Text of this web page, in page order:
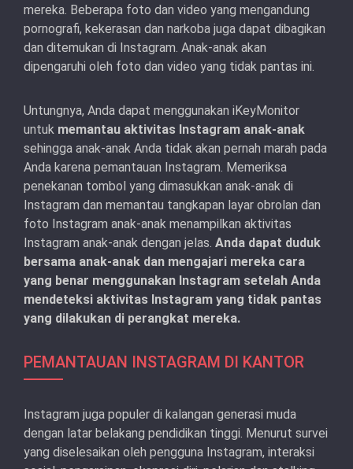
mereka. Beberapa foto dan video yang mengandung
pornografi, kekerasan dan narkoba juga dapat dibagikan
dan ditemukan di Instagram. Anak-anak akan
dipengaruhi oleh foto dan video yang tidak pantas ini.
Untungnya, Anda dapat menggunakan iKeyMonitor
untuk memantau aktivitas Instagram anak-anak
sehingga anak-anak Anda tidak akan pernah marah pada
Anda karena pemantauan Instagram. Memeriksa
penekanan tombol yang dimasukkan anak-anak di
Instagram dan memantau tangkapan layar obrolan dan
foto Instagram anak-anak menampilkan aktivitas
Instagram anak-anak dengan jelas. Anda dapat duduk
bersama anak-anak dan mengajari mereka cara
yang benar menggunakan Instagram setelah Anda
mendeteksi aktivitas Instagram yang tidak pantas
yang dilakukan di perangkat mereka.
PEMANTAUAN INSTAGRAM DI KANTOR
Instagram juga populer di kalangan generasi muda
dengan latar belakang pendidikan tinggi. Menurut survei
yang diselesaikan oleh pengguna Instagram, interaksi